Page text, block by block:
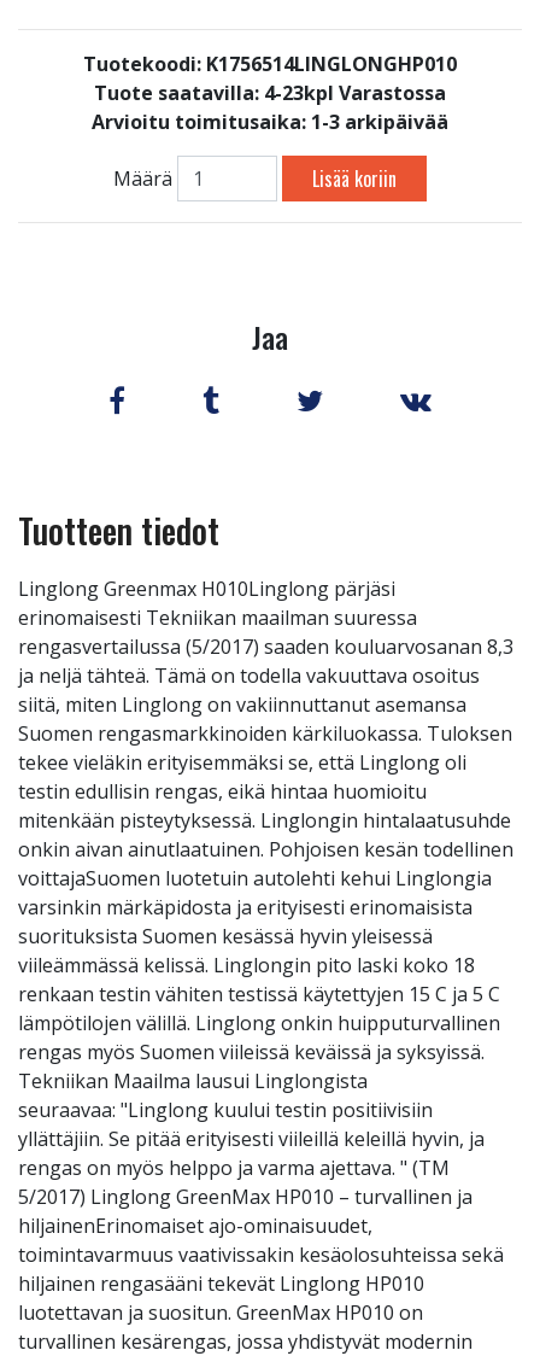
Tuotekoodi: K1756514LINGLONGHP010
Tuote saatavilla: 4-23kpl Varastossa
Arvioitu toimitusaika: 1-3 arkipäivää
Määrä Lisää koriin
Jaa
Tuotteen tiedot
Linglong Greenmax H010Linglong pärjäsi
erinomaisesti Tekniikan maailman suuressa
rengasvertailussa (5/2017) saaden kouluarvosanan 8,3
ja neljä tähteä. Tämä on todella vakuuttava osoitus
siitä, miten Linglong on vakiinnuttanut asemansa
Suomen rengasmarkkinoiden kärkiluokassa. Tuloksen
tekee vieläkin erityisemmäksi se, että Linglong oli
testin edullisin rengas, eikä hintaa huomioitu
mitenkään pisteytyksessä. Linglongin hintalaatusuhde
onkin aivan ainutlaatuinen. Pohjoisen kesän todellinen
voittajaSuomen luotetuin autolehti kehui Linglongia
varsinkin märkäpidosta ja erityisesti erinomaisista
suorituksista Suomen kesässä hyvin yleisessä
viileämmässä kelissä. Linglongin pito laski koko 18
renkaan testin vähiten testissä käytettyjen 15 C ja 5 C
lämpötilojen välillä. Linglong onkin huipputurvallinen
rengas myös Suomen viileissä keväissä ja syksyissä.
Tekniikan Maailma lausui Linglongista
seuraavaa: "Linglong kuului testin positiivisiin
yllättäjiin. Se pitää erityisesti viileillä keleillä hyvin, ja
rengas on myös helppo ja varma ajettava. " (TM
5/2017) Linglong GreenMax HP010 – turvallinen ja
hiljainenErinomaiset ajo-ominaisuudet,
toimintavarmuus vaativissakin kesäolosuhteissa sekä
hiljainen rengasääni tekevät Linglong HP010
luotettavan ja suositun. GreenMax HP010 on
turvallinen kesärengas, jossa yhdistyvät modernin